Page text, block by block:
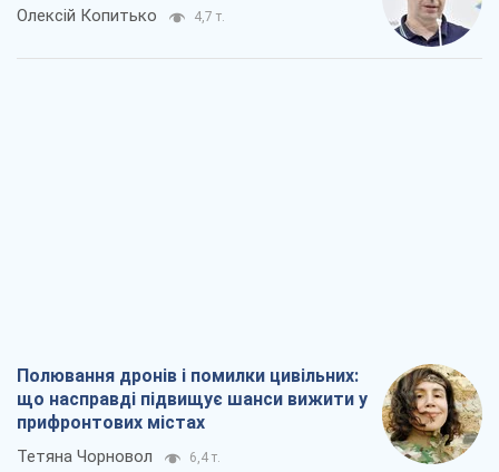
Олексій Копитько 4,7 т.
Полювання дронів і помилки цивільних:
що насправді підвищує шанси вижити у
прифронтових містах
Тетяна Чорновол 6,4 т.